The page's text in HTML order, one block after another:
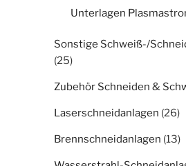
Unterlagen
Sonstige Schweiß-/
(25)
Zubehör Schneiden &
Laserschneidanlagen (26)
Brennschneidanlagen (13)